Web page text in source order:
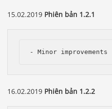
15.02.2019 Phiên bản 1.2.1
- Minor improvements
16.02.2019 Phiên bản 1.2.2